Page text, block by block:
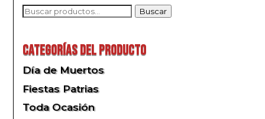
Buscar
Buscar
Categorías del producto
Día de Muertos
Fiestas Patrias
Toda Ocasión